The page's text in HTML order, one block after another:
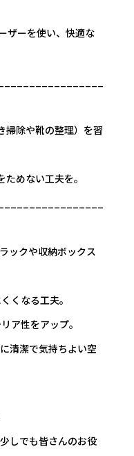
ザーを使い、快適な
掃除や靴の整理）を習
めない工夫を。
ックや収納ボックス
くなる工夫。
ア性をアップ。
清潔で気持ちよい空
しでも皆さんのお役